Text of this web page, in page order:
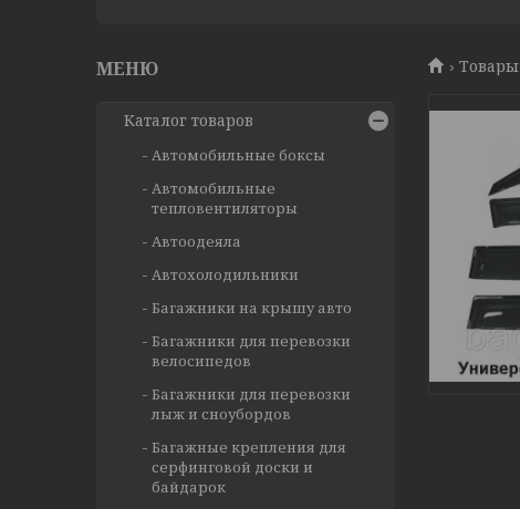
Товары
Каталог товаров
Автомобильные боксы
Автомобильные
тепловентиляторы
Автоодеяла
Автохолодильники
Багажники на крышу авто
Багажники для перевозки
велосипедов
Багажники для перевозки
лыж и сноубордов
Багажные крепления для
серфинговой доски и
байдарок